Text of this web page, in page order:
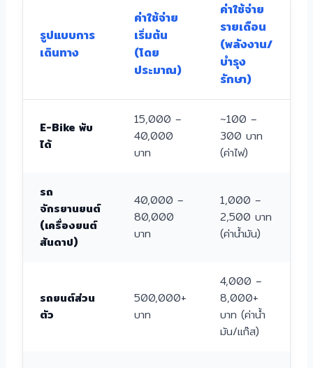
รูปแบบการ
เดินทาง
ค่าใช้จ่าย
เริ่มต้น
(โดย
ประมาณ)
ค่าใช้จ่าย
รายเดือน
(พลังงาน/
บำรุง
รักษา)
E-Bike พับ
ได้
15,000 –
40,000
บาท
~100 –
300 บาท
(ค่าไฟ)
รถ
จักรยานยนต์
(เครื่องยนต์
สันดาป)
40,000 –
80,000
บาท
1,000 –
2,500 บาท
(ค่าน้ำมัน)
รถยนต์ส่วน
ตัว
500,000+
บาท
4,000 –
8,000+
บาท (ค่าน้ำ
มัน/แก๊ส)